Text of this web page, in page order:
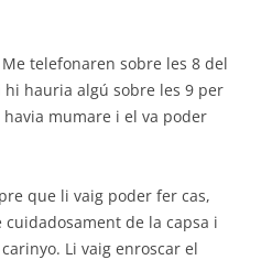
telefonaren sobre les 8 del
hi hauria algú sobre les 9 per
mumare i el va poder
que li vaig poder fer cas,
de la capsa i
Li vaig enroscar el